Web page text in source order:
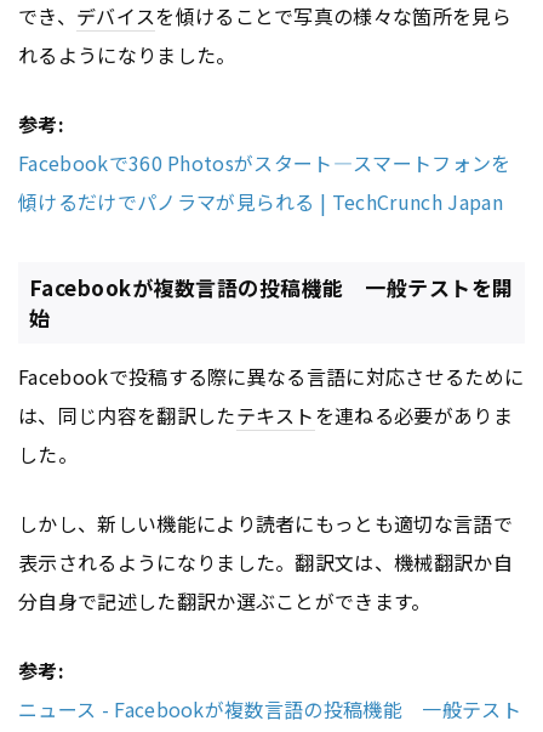
でき、 デバイスを傾けることで写真の様々な箇所を見ら
れるようになりました。
参考:
Facebookで360 Photosがスタート―スマートフォンを
傾けるだけでパノラマが見られる | TechCrunch Japan
Facebookが複数言語の投稿機能 一般テストを開
始
Facebookで投稿する際に異なる言語に対応させるために
は、同じ内容を翻訳したテキストを連ねる必要がありま
した。
しかし、新しい機能により読者にもっとも適切な言語で
表示されるようになりました。翻訳文は、機械翻訳か自
分自身で記述した翻訳か選ぶことができます。
参考:
ニュース - Facebookが複数言語の投稿機能 一般テスト